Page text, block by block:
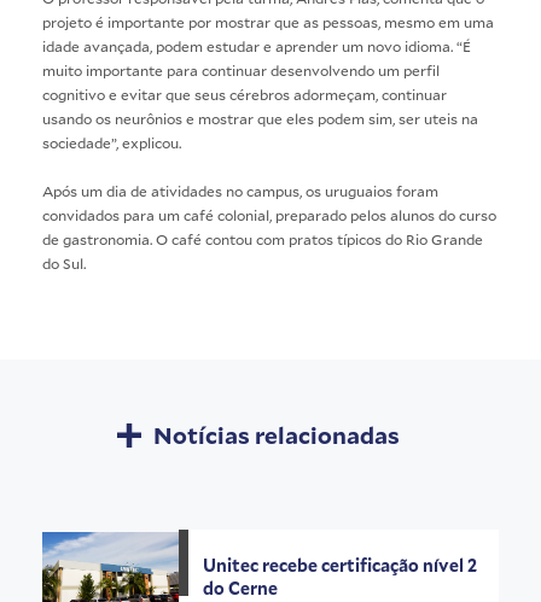
projeto é importante por mostrar que as pessoas, mesmo em uma
idade avançada, podem estudar e aprender um novo idioma. “É
muito importante para continuar desenvolvendo um perfil
cognitivo e evitar que seus cérebros adormeçam, continuar
usando os neurônios e mostrar que eles podem sim, ser uteis na
sociedade”, explicou.
Após um dia de atividades no campus, os uruguaios foram
convidados para um café colonial, preparado pelos alunos do curso
de gastronomia. O café contou com pratos típicos do Rio Grande
do Sul.
Notícias relacionadas
Unitec recebe certificação nível 2
do Cerne